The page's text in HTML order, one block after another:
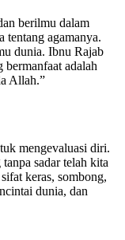
berilmu dalam
tentang agamanya.
dunia. Ibnu Rajab
adalah
Allah.”
mengevaluasi diri.
sadar telah kita
keras, sombong,
dunia, dan